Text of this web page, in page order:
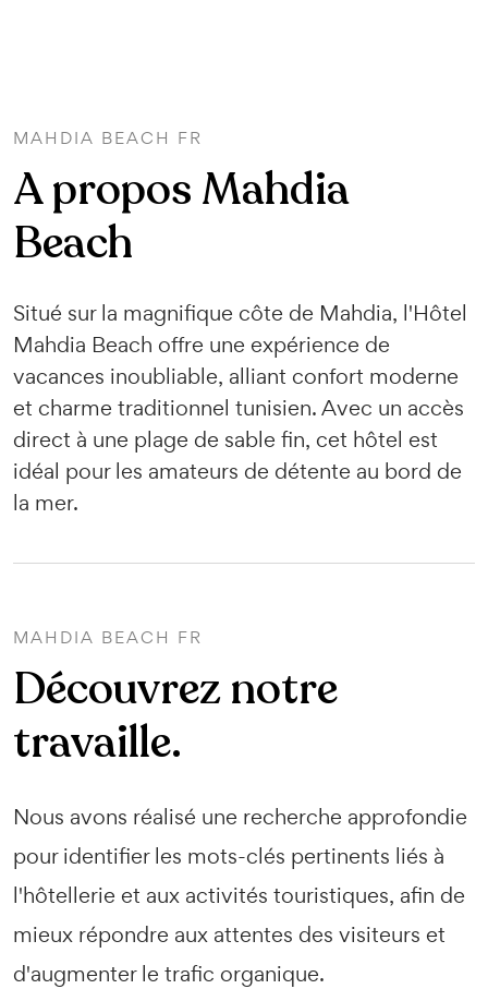
MAHDIA BEACH FR
A propos Mahdia
Beach
Situé sur la magnifique côte de Mahdia, l'Hôtel
Mahdia Beach offre une expérience de
vacances inoubliable, alliant confort moderne
et charme traditionnel tunisien. Avec un accès
direct à une plage de sable fin, cet hôtel est
idéal pour les amateurs de détente au bord de
la mer.
MAHDIA BEACH FR
Découvrez notre
travaille.
Nous avons réalisé une recherche approfondie
pour identifier les mots-clés pertinents liés à
l'hôtellerie et aux activités touristiques, afin de
mieux répondre aux attentes des visiteurs et
d'augmenter le trafic organique.